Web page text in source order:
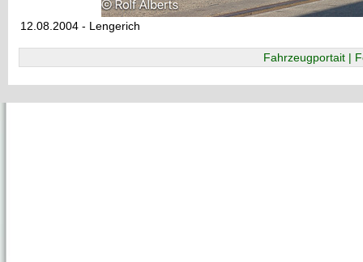
12.08.2004 - Lengerich
Fahrzeugportait |